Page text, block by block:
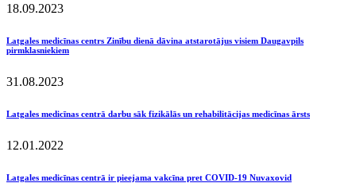
18.09.2023
Latgales medicīnas centrs Zinību dienā dāvina atstarotājus visiem Daugavpils
pirmklasniekiem
31.08.2023
Latgales medicīnas centrā darbu sāk fizikālās un rehabilitācijas medicīnas ārsts
12.01.2022
Latgales medicīnas centrā ir pieejama vakcīna pret COVID-19 Nuvaxovid